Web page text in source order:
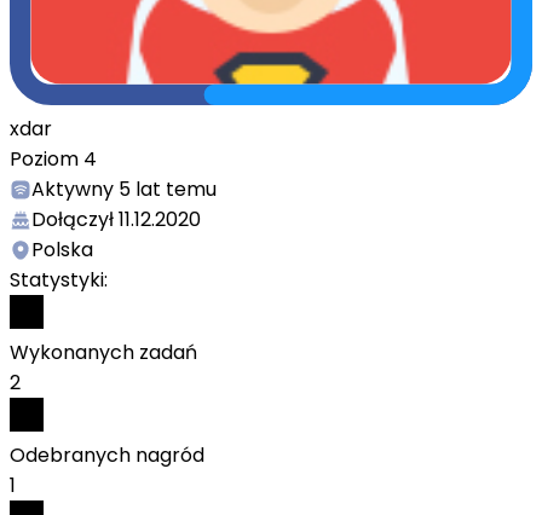
xdar
Poziom 4
Aktywny 5 lat temu
Dołączył11.12.2020
Polska
Statystyki:
Wykonanych zadań
2
Odebranych nagród
1